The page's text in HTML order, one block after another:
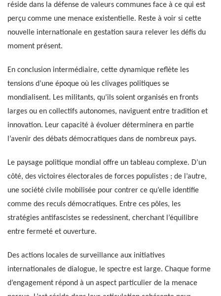
réside dans la défense de valeurs communes face à ce qui est
perçu comme une menace existentielle. Reste à voir si cette
nouvelle internationale en gestation saura relever les défis du
moment présent.
En conclusion intermédiaire, cette dynamique reflète les
tensions d’une époque où les clivages politiques se
mondialisent. Les militants, qu’ils soient organisés en fronts
larges ou en collectifs autonomes, naviguent entre tradition et
innovation. Leur capacité à évoluer déterminera en partie
l’avenir des débats démocratiques dans de nombreux pays.
Le paysage politique mondial offre un tableau complexe. D’un
côté, des victoires électorales de forces populistes ; de l’autre,
une société civile mobilisée pour contrer ce qu’elle identifie
comme des reculs démocratiques. Entre ces pôles, les
stratégies antifascistes se redessinent, cherchant l’équilibre
entre fermeté et ouverture.
Des actions locales de surveillance aux initiatives
internationales de dialogue, le spectre est large. Chaque forme
d’engagement répond à un aspect particulier de la menace